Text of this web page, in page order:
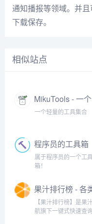
通知播报等领域。并
下载保存。
相似站点
MikuTools - 一个
轻量的工具集合
一个轻量的工具集合
程序员的工具箱
属于程序员的一个工
箱！
果汁排行榜 - 各
榜单排名大全
【果汁排行榜】是果
航旗下一键式快速查